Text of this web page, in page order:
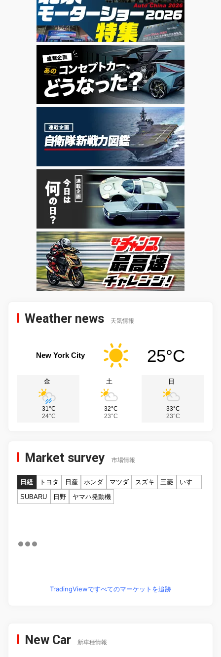
Weather news 天気情報
New York City 25°C
金
31°C
24°C
土
32°C
23°C
日
33°C
23°C
Market survey 市場情報
日経 トヨタ 日産 ホンダ マツダ スズキ 三菱
いすゞ
SUBARU
日野 ヤマハ発動機
TradingViewですべてのマーケットを追跡
New Car 新車種情報